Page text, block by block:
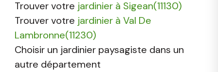
Trouver votre jardinier à Sigean(11130)
Trouver votre jardinier à Val De
Lambronne(11230)
Choisir un jardinier paysagiste dans un
autre département